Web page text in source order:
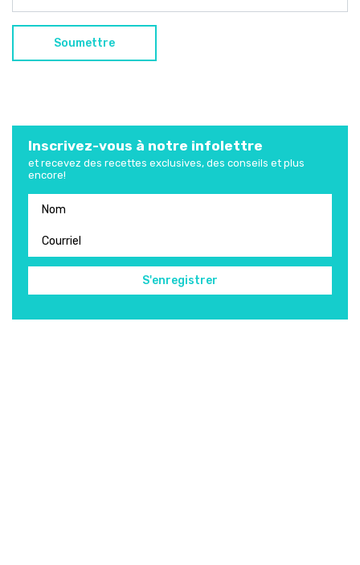
Inscrivez-vous à notre infolettre
et recevez des recettes exclusives, des conseils et plus
encore!